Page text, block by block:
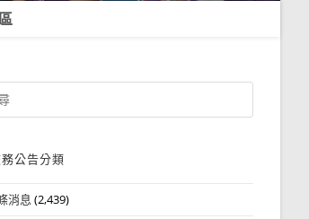
公告分類
消息 (2,439)